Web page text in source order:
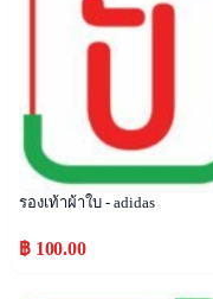
รองเท้าผ้าใบ - adidas
฿ 100.00